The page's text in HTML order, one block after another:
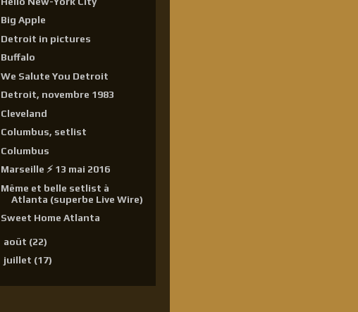
Big Apple
Detroit in pictures
Buffalo
We Salute You Detroit
Detroit, novembre 1983
Cleveland
Columbus, setlist
Columbus
Marseille ⚡ 13 mai 2016
Même et belle setlist à
Atlanta (superbe Live Wire)
Sweet Home Atlanta
août (22)
juillet (17)